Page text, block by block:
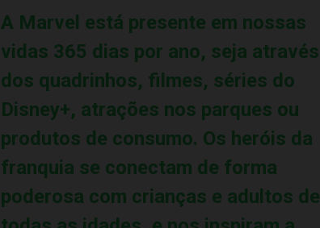
A Marvel está presente em nossas
vidas 365 dias por ano, seja através
dos quadrinhos, filmes, séries do
Disney+, atrações nos parques ou
produtos de consumo. Os heróis da
franquia se conectam de forma
poderosa com crianças e adultos de